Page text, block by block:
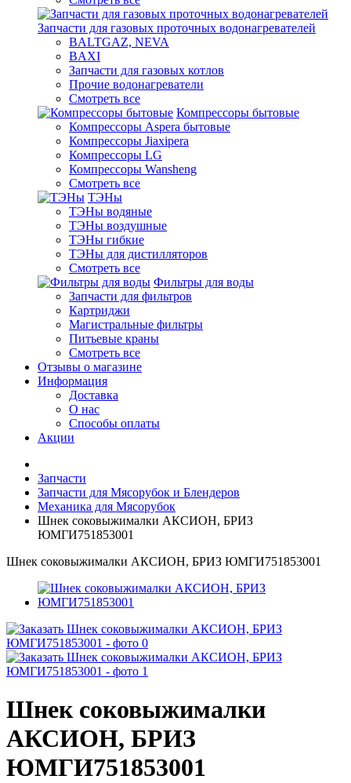
Запчасти для газовых проточных водонагревателей
BALTGAZ, NEVA
BAXI
Запчасти для газовых котлов
Прочие водонагреватели
Смотреть все
Компрессоры бытовые
Компрессоры Aspera бытовые
Компрессоры Jiaxipera
Компрессоры LG
Компрессоры Wansheng
Смотреть все
ТЭНы
ТЭНы водяные
ТЭНы воздушные
ТЭНы гибкие
ТЭНы для дистилляторов
Смотреть все
Фильтры для воды
Запчасти для фильтров
Картриджи
Магистральные фильтры
Питьевые краны
Смотреть все
Отзывы о магазине
Информация
Доставка
О нас
Способы оплаты
Акции
Запчасти
Запчасти для Мясорубок и Блендеров
Механика для Мясорубок
Шнек соковыжималки АКСИОН, БРИЗ
ЮМГИ751853001
Шнек соковыжималки АКСИОН, БРИЗ ЮМГИ751853001
Шнек соковыжималки
АКСИОН, БРИЗ
ЮМГИ751853001